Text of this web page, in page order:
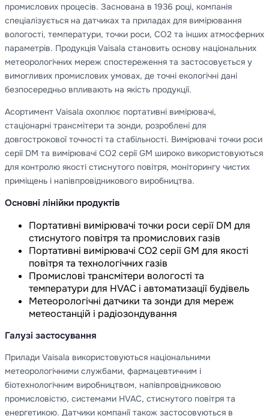
промислових процесів. Заснована в 1936 році, компанія
спеціалізується на датчиках та приладах для вимірювання
вологості, температури, точки роси, CO2 та інших атмосферних
параметрів. Продукція Vaisala становить основу національних
метеорологічних мереж спостереження та застосовується у
вимогливих промислових умовах, де точні екологічні дані
безпосередньо впливають на якість продукції.
Асортимент Vaisala охоплює портативні вимірювачі,
стаціонарні трансмітери та зонди, розроблені для
довгострокової точності та стабільності. Вимірювачі точки роси
серії DM та вимірювачі CO2 серії GM широко використовуються
для контролю якості стиснутого повітря, моніторингу чистих
приміщень і напівпровідникового виробництва.
Основні лінійки продуктів
Портативні вимірювачі точки роси серії DM для
стиснутого повітря та промислових газів
Портативні вимірювачі CO2 серії GM для якості
повітря та технологічних газів
Промислові трансмітери вологості та
температури для HVAC і автоматизації будівель
Метеорологічні датчики та зонди для мереж
метеостанцій і радіозондування
Галузі застосування
Прилади Vaisala використовуються національними
метеорологічними службами, фармацевтичним і
біотехнологічним виробництвом, напівпровідниковою
промисловістю, системами HVAC, стиснутого повітря та
енергетикою. Датчики компанії також застосовуються в